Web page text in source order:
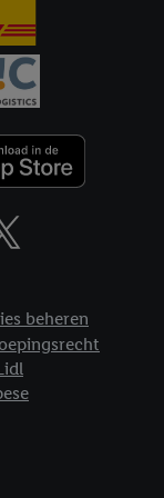
beheren
cookies en
over de
dat er enkel
technieken
verwerkingen
voor de Lidl
de cookies die